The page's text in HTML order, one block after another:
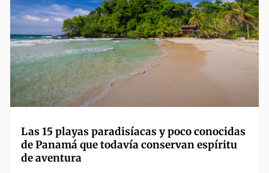
Las 15 playas paradisíacas y poco conocidas
de Panamá que todavía conservan espíritu
de aventura